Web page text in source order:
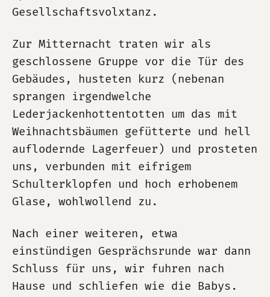
Gesellschaftsvolxtanz.
Zur Mitternacht traten wir als
geschlossene Gruppe vor die Tür des
Gebäudes, husteten kurz (nebenan
sprangen irgendwelche
Lederjackenhottentotten um das mit
Weihnachtsbäumen gefütterte und hell
auflodernde Lagerfeuer) und prosteten
uns, verbunden mit eifrigem
Schulterklopfen und hoch erhobenem
Glase, wohlwollend zu.
Nach einer weiteren, etwa
einstündigen Gesprächsrunde war dann
Schluss für uns, wir fuhren nach
Hause und schliefen wie die Babys.